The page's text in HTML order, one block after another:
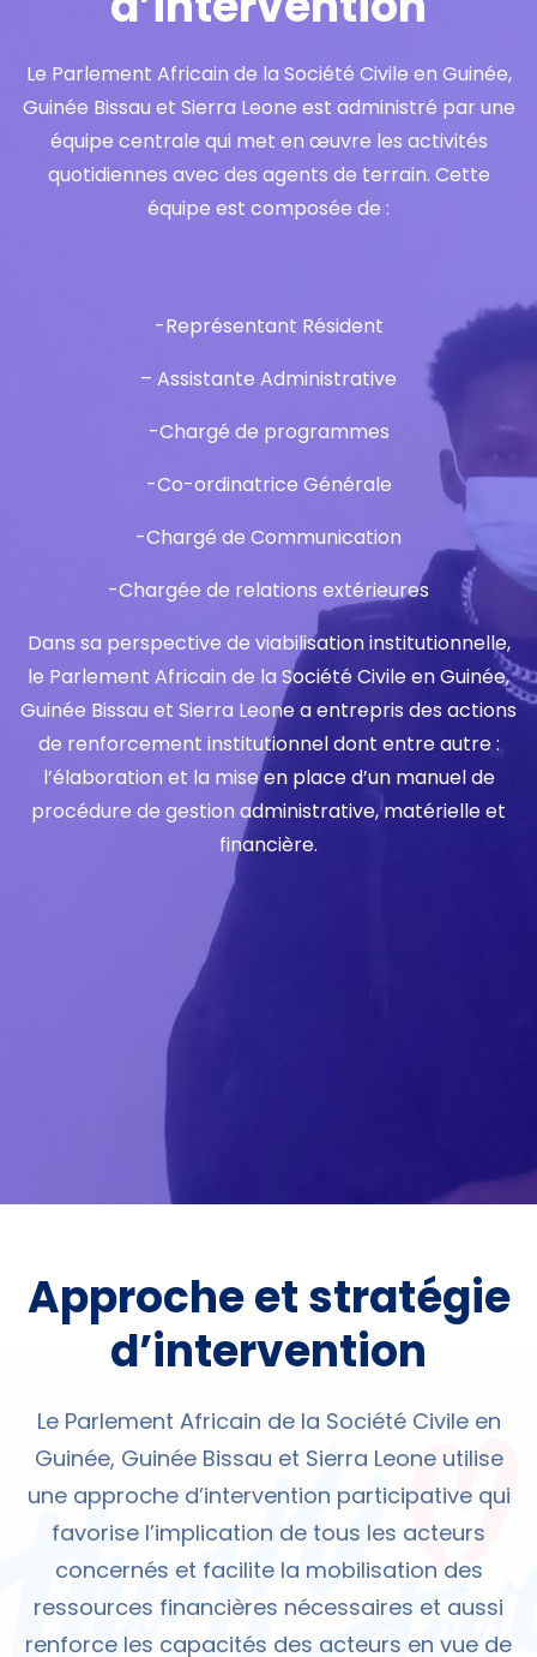
Le Parlement Africain de la Société Civile en Guinée,
Guinée Bissau et Sierra Leone est administré par une
équipe centrale qui met en œuvre les activités
quotidiennes avec des agents de terrain. Cette
équipe est composée de :
-Représentant Résident
– Assistante Administrative
-Chargé de programmes
-Co-ordinatrice Générale
-Chargé de Communication
-Chargée de relations extérieures
Dans sa perspective de viabilisation institutionnelle,
le Parlement Africain de la Société Civile en Guinée,
Guinée Bissau et Sierra Leone a entrepris des actions
de renforcement institutionnel dont entre autre :
l’élaboration et la mise en place d’un manuel de
procédure de gestion administrative, matérielle et
financière.
Approche et stratégie
d’intervention
Le Parlement Africain de la Société Civile en
Guinée, Guinée Bissau et Sierra Leone utilise
une approche d’intervention participative qui
favorise l’implication de tous les acteurs
concernés et facilite la mobilisation des
ressources financières nécessaires et aussi
renforce les capacités des acteurs en vue de